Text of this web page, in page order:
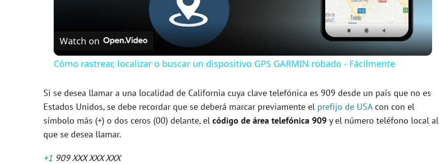
y
i
Watch on
Cómo rastrear, localizar o buscar un dispositivo GPS GARMIN robado - Fácilmente
Si se desea llamar a una localidad de California cuya clave telefónica es 909 desde un país que no es
Estados Unidos, se debe recordar que se deberá marcar previamente el prefijo de USAcon con el
símbolo más (+) o dos ceros (00) delante, el código de área telefónica 909 y el número teléfono local al
que se desea llamar.
+1 909 XXX XXX XXX